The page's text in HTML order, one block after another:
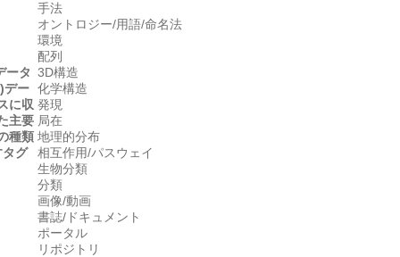
ータ
デー
に収
主要
種類
グ
手法
オントロジー/用語/命名法
環境
配列
3D構造
化学構造
発現
局在
地理的分布
相互作用/パスウェイ
生物分類
分類
画像/動画
書誌/ドキュメント
ポータル
リポジトリ